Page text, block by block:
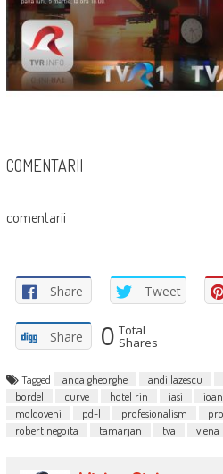
COMENTARII
comentarii
Share Tweet
Share 0 Total
Shares
Tagged anca gheorghe andi lazescu
bordel
curve hotel rin iasi
moldoveni
pd-l profesionalism
robert negoita
tamarjan tva viena